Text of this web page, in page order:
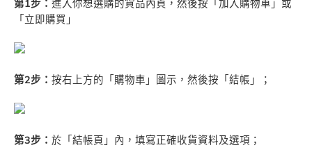
第1步： 進入你想選購的貨品內頁，然後按「加入購物車」或
「立即購買」
第2步： 按右上方的「購物車」圖示，然後按「結帳」；
第3步： 於「結帳頁」內，填寫正確收貨資料及選項；